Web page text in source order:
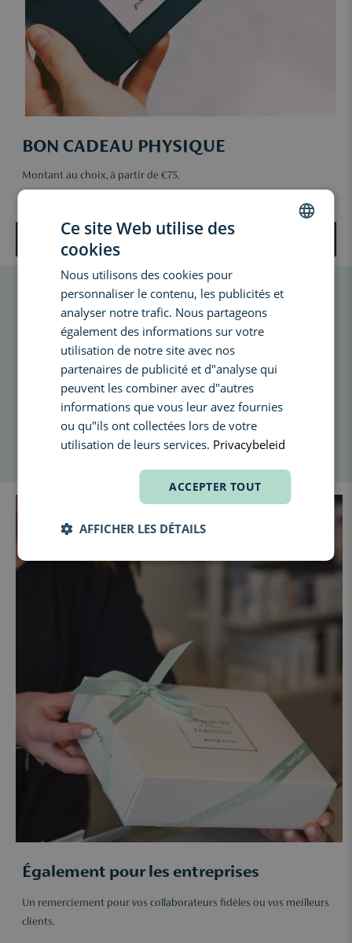
BON CADEAU PHYSIQUE
Montant au choix, à partir de €75.
CONSEIL:Utilisez votre bon cadeau pour
nos soins
Saviez-vous que vous pouvez également utiliser votre bon cadeau
pour un merveilleux soin dans notre Skin Expertise Center ?
Offrez-vous un moment de pure détente ou apportez à votre peau
un boost professionnel.
Que vous choisissiez un soin du visage ou un conseil personnalisé,
votre bon est la clé de votre moment beauté ultime.
Également pour les entreprises
Un remerciement pour vos collaborateurs fidèles ou vos meilleurs
clients.
Ce site Web utilise des
cookies
Nous utilisons des cookies pour
personnaliser le contenu, les publicités et
analyser notre trafic. Nous partageons
également des informations sur votre
utilisation de notre site avec nos
partenaires de publicité et d"analyse qui
peuvent les combiner avec d"autres
informations que vous leur avez fournies
ou qu"ils ont collectées lors de votre
utilisation de leurs services. Privacybeleid
ACCEPTER TOUT
AFFICHER LES DÉTAILS